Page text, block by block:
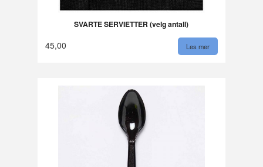
SVARTE SERVIETTER (velg antall)
45,00 Les mer